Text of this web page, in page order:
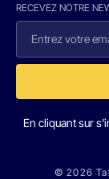
RECEVEZ NOTRE
En cliquant sur
© 2026